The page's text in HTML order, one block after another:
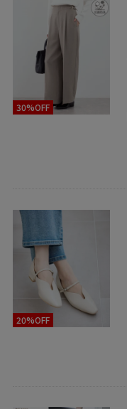
30%OFF
20%OFF